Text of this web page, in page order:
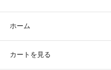
ホーム
カートを見る